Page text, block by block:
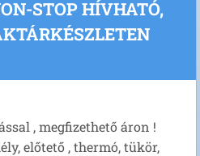
STOP HÍVHATÓ,
, megfizethető áron !
előtető , thermó, tükör,